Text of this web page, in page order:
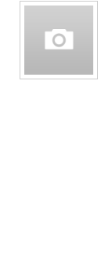
Constanta